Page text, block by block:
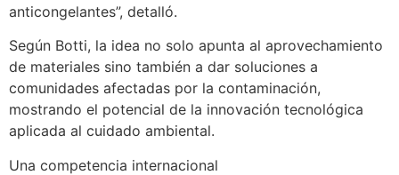
anticongelantes”, detalló.
Según Botti, la idea no solo apunta al aprovechamiento
de materiales sino también a dar soluciones a
comunidades afectadas por la contaminación,
mostrando el potencial de la innovación tecnológica
aplicada al cuidado ambiental.
Una competencia internacional